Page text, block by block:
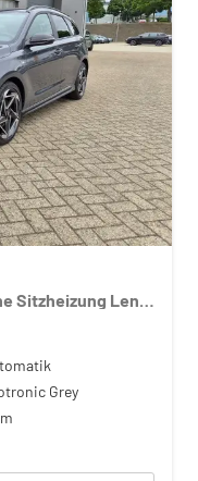
1.6 T-GDI 150PS Automatik N-Line Sitzheizung Lenkradheizung Klimaautomatik Navi 10,3"-Touchscreen Bluelink Apple CarPlay + Android Auto PDC v+h Rückf.Kamera 18-LM
Grey